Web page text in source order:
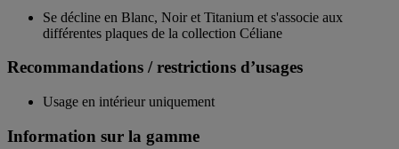
Se décline en Blanc, Noir et Titanium et s'associe aux
différentes plaques de la collection Céliane
Recommandations / restrictions d’usages
Usage en intérieur uniquement
Information sur la gamme